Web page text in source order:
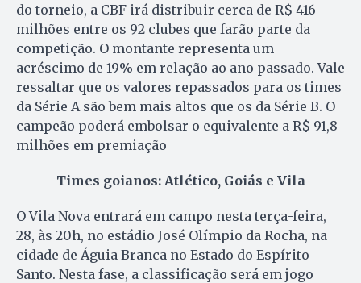
do torneio, a CBF irá distribuir cerca de R$ 416
milhões entre os 92 clubes que farão parte da
competição. O montante representa um
acréscimo de 19% em relação ao ano passado. Vale
ressaltar que os valores repassados para os times
da Série A são bem mais altos que os da Série B. O
campeão poderá embolsar o equivalente a R$ 91,8
milhões em premiação
Times goianos: Atlético, Goiás e Vila
O Vila Nova entrará em campo nesta terça-feira,
28, às 20h, no estádio José Olímpio da Rocha, na
cidade de Águia Branca no Estado do Espírito
Santo. Nesta fase, a classificação será em jogo